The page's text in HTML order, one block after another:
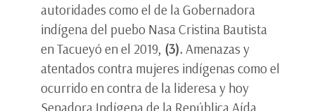
autoridades como el de la Gobernadora
indígena del puebo Nasa Cristina Bautista
en Tacueyó en el 2019, (3). Amenazas y
atentados contra mujeres indígenas como el
ocurrido en contra de la lideresa y hoy
Senadora Indígena de la República Aída